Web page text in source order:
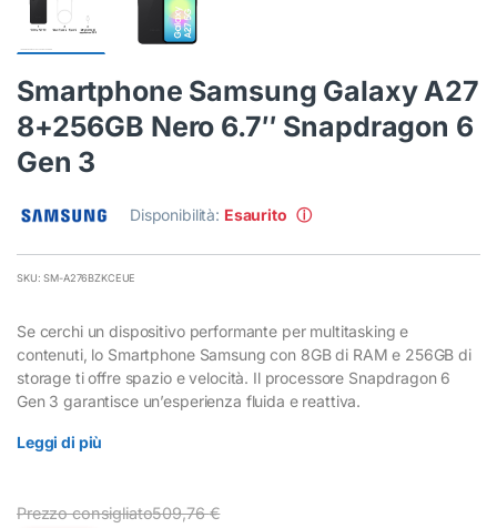
Smartphone Samsung Galaxy A27
8+256GB Nero 6.7″ Snapdragon 6
Gen 3
Disponibilità: Esaurito ⓘ
SKU: SM-A276BZKCEUE
Se cerchi un dispositivo performante per multitasking e
contenuti, lo Smartphone Samsung con 8GB di RAM e 256GB di
storage ti offre spazio e velocità. Il processore Snapdragon 6
Gen 3 garantisce un’esperienza fluida e reattiva.
Leggi di più
Prezzo consigliato509,76€